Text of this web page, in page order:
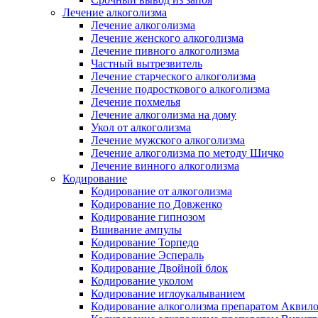
Лечение алкоголизма
Лечение алкоголизма
Лечение женского алкоголизма
Лечение пивного алкоголизма
Частный вытрезвитель
Лечение старческого алкоголизма
Лечение подросткового алкоголизма
Лечение похмелья
Лечение алкоголизма на дому
Укол от алкоголизма
Лечение мужского алкоголизма
Лечение алкоголизма по методу Шичко
Лечение винного алкоголизма
Кодирование
Кодирование от алкоголизма
Кодирование по Довженко
Кодирование гипнозом
Вшивание ампулы
Кодирование Торпедо
Кодирование Эспераль
Кодирование Двойной блок
Кодирование уколом
Кодирование иглоукалыванием
Кодирование алкоголизма препаратом